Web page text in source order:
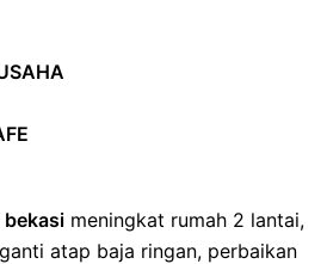
bekasi meningkat rumah 2 lantai,
atap baja ringan, perbaikan